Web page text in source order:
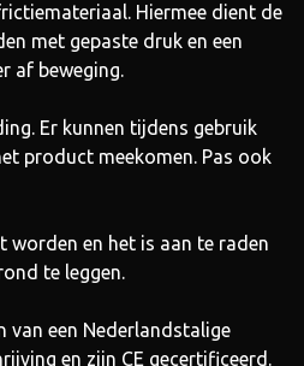
Hiermee dient de
met gepaste druk en een
af beweging.
Er kunnen tijdens gebruik
product meekomen. Pas ook
worden en het is aan te raden
te leggen.
van een Nederlandstalige
en zijn CE gecertificeerd.